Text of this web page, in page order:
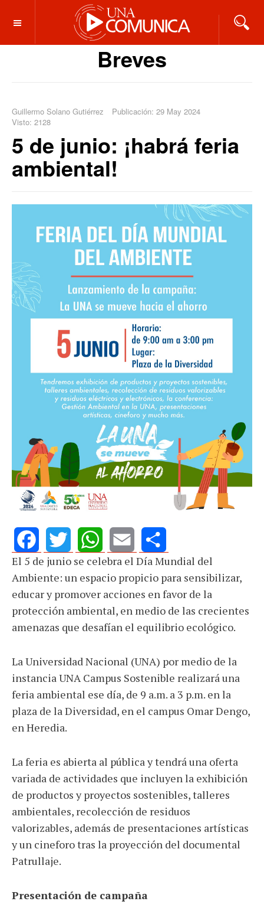
OFF CANVAS
Breves
Guillermo Solano Gutiérrez
Publicación: 29 May 2024
Visto: 2128
5 de junio: ¡habrá feria
ambiental!
FacebookTwitterWhatsAppEmail Share
El 5 de junio se celebra el Día Mundial del
Ambiente: un espacio propicio para sensibilizar,
educar y promover acciones en favor de la
protección ambiental, en medio de las crecientes
amenazas que desafían el equilibrio ecológico.
La Universidad Nacional (UNA) por medio de la
instancia UNA Campus Sostenible realizará una
feria ambiental ese día, de 9 a.m. a 3 p.m. en la
plaza de la Diversidad, en el campus Omar Dengo,
en Heredia.
La feria es abierta al pública y tendrá una oferta
variada de actividades que incluyen la exhibición
de productos y proyectos sostenibles, talleres
ambientales, recolección de residuos
valorizables, además de presentaciones artísticas
y un cineforo tras la proyección del documental
Patrullaje.
Presentación de campaña